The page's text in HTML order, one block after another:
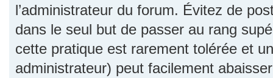
l’administrateur du forum. Évitez de
dans le seul but de passer au rang
cette pratique est rarement tolérée et
administrateur) peut facilement